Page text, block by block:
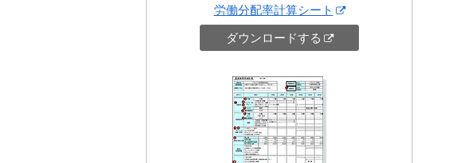
労働分配率計算シート
ダウンロードする